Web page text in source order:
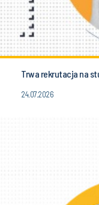
Trwa rekrutacja na
24.07.2026